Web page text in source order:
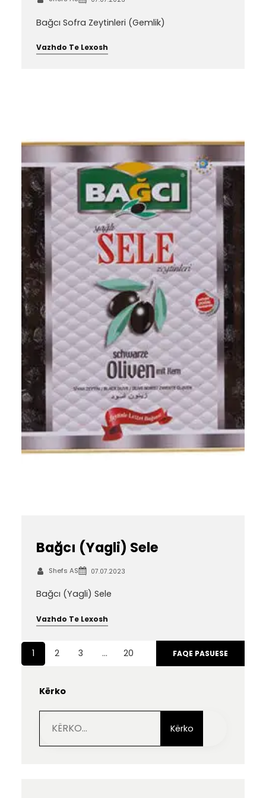
Bağcı Sofra Zeytinleri (Gemlik)
Vazhdo Te Lexosh
Bağcı (Yagli) Sele
Shefs AS 07.07.2023
Bağcı (Yagli) Sele
Vazhdo Te Lexosh
1 2 3 … 20 FAQE PASUESE
Kërko
Kërko